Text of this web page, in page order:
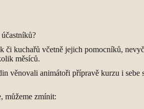
či kuchařů včetně jejich pomocníků,
měsíců.
věnovali animátoři přípravě kurzu i sebe
můžeme zmínit: